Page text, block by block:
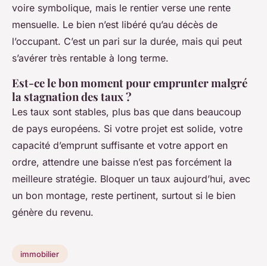
voire symbolique, mais le rentier verse une rente
mensuelle. Le bien n’est libéré qu’au décès de
l’occupant. C’est un pari sur la durée, mais qui peut
s’avérer très rentable à long terme.
Est-ce le bon moment pour emprunter malgré
la stagnation des taux ?
Les taux sont stables, plus bas que dans beaucoup
de pays européens. Si votre projet est solide, votre
capacité d’emprunt suffisante et votre apport en
ordre, attendre une baisse n’est pas forcément la
meilleure stratégie. Bloquer un taux aujourd’hui, avec
un bon montage, reste pertinent, surtout si le bien
génère du revenu.
immobilier